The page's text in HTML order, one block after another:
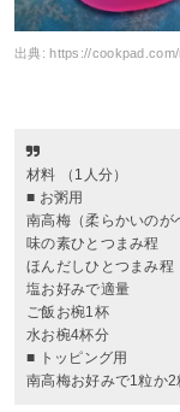
出典:https://
材料 （1人分）
■ お粥用
南高梅（柔らかいのが
味の素ひとつまみ程
ほんだしひとつまみ程
塩お好みで適量
ご飯お椀1杯
水お椀4杯分
■ トッピング用
南高梅お好みで1粒か2